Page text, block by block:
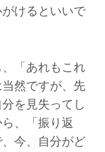
けるといいで
「あれもこれ
然ですが、先
を見失ってし
、「振り返
今、自分がど